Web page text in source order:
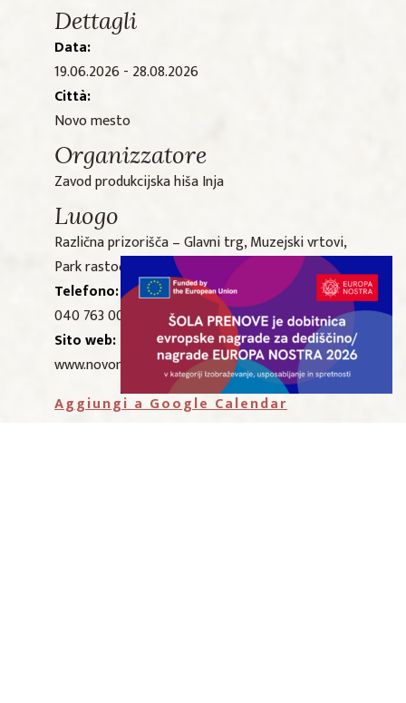
Dettagli
Data:
19.06.2026 - 28.08.2026
Città:
Novo mesto
Organizzatore
Zavod produkcijska hiša Inja
Luogo
Različna prizorišča – Glavni trg, Muzejski vrtovi,
Park rastoče knjige
Telefono:
040 763 000
Sito web:
www.novomesko-poletje.com
Aggiungi a Google Calendar